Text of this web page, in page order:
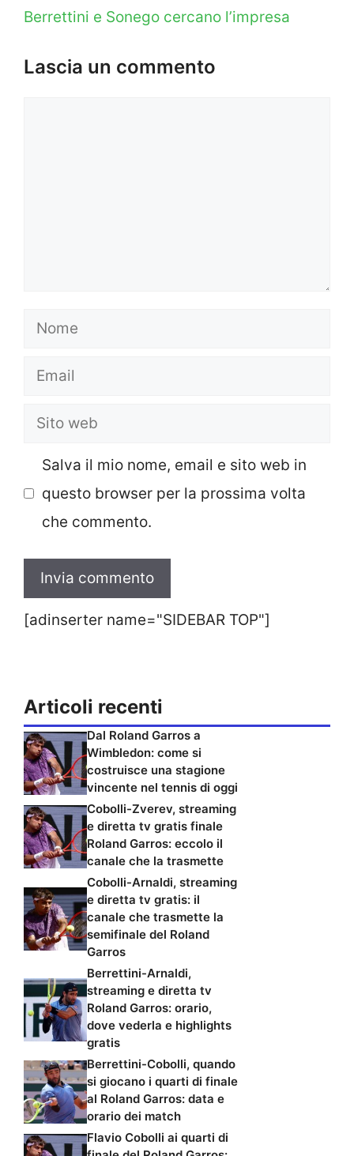
Berrettini e Sonego cercano l’impresa
Lascia un commento
Nome
Email
Sito
Salva il mio nome, email e sito web in
questo browser per la prossima volta
che commento.
[adinserter name="SIDEBAR TOP"]
Articoli recenti
Dal Roland Garros a
Wimbledon: come si
costruisce una stagione
vincente nel tennis di oggi
Cobolli-Zverev, streaming
e diretta tv gratis finale
Roland Garros: eccolo il
canale che la trasmette
Cobolli-Arnaldi, streaming
e diretta tv gratis: il
canale che trasmette la
semifinale del Roland
Garros
Berrettini-Arnaldi,
streaming e diretta tv
Roland Garros: orario,
dove vederla e highlights
gratis
Berrettini-Cobolli, quando
si giocano i quarti di finale
al Roland Garros: data e
orario dei match
Flavio Cobolli ai quarti di